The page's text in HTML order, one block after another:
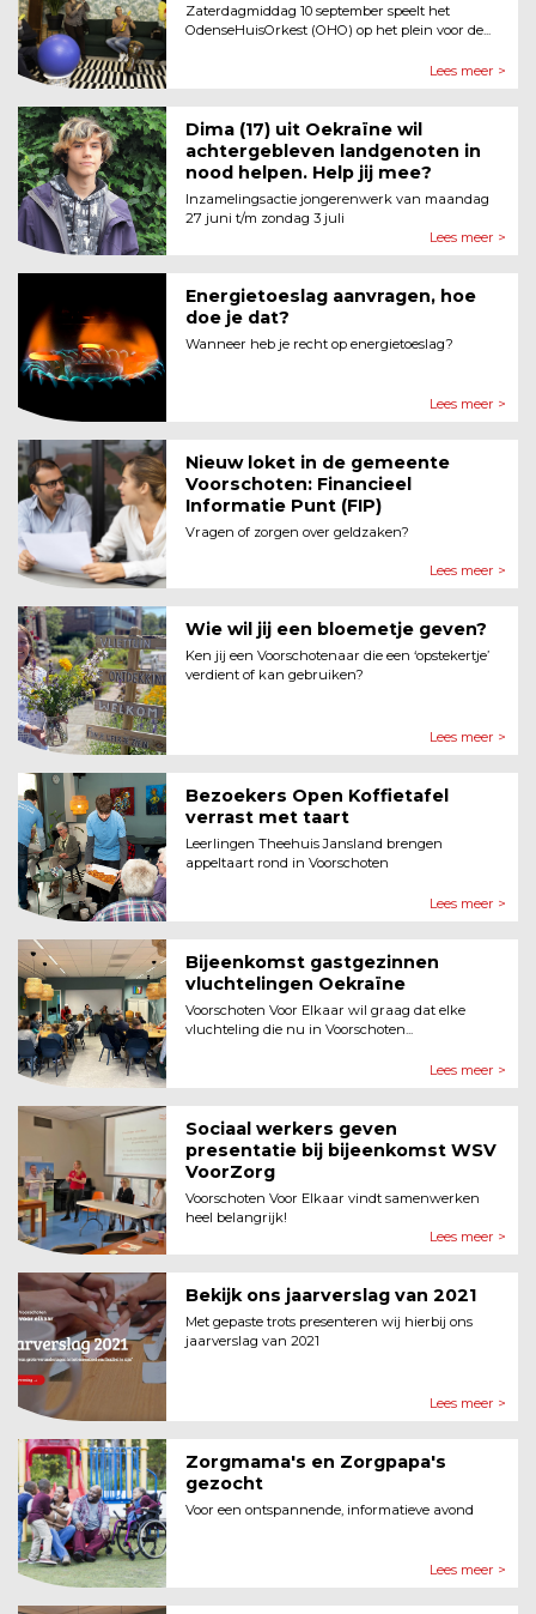
Zaterdagmiddag 10 september speelt het
OdenseHuisOrkest (OHO) op het plein voor de...
Lees meer >
Dima (17) uit Oekraïne wil
achtergebleven landgenoten in
nood helpen. Help jij mee?
Inzamelingsactie jongerenwerk van maandag
27 juni t/m zondag 3 juli
Lees meer >
Energietoeslag aanvragen, hoe
doe je dat?
Wanneer heb je recht op energietoeslag?
Lees meer >
Nieuw loket in de gemeente
Voor­schoten: Financieel
Informatie Punt (FIP)
Vragen of zorgen over geldzaken?
Lees meer >
Wie wil jij een bloemetje geven?
Ken jij een Voorschotenaar die een ‘opstekertje’
verdient of kan gebruiken?
Lees meer >
Bezoekers Open Koffietafel
verrast met taart
Leerlingen Theehuis Jansland brengen
appeltaart rond in Voorschoten
Lees meer >
Bijeenkomst gastgezinnen
vluchtelingen Oekraïne
Voorschoten Voor Elkaar wil graag dat elke
vluchteling die nu in Voorschoten...
Lees meer >
Sociaal werkers geven
presentatie bij bijeenkomst WSV
VoorZorg
Voorschoten Voor Elkaar vindt samenwerken
heel belangrijk!
Lees meer >
Bekijk ons jaarverslag van 2021
Met gepaste trots presenteren wij hierbij ons
jaarverslag van 2021
Lees meer >
Zorgmama's en Zorgpapa's
gezocht
Voor een ontspannende, informatieve avond
Lees meer >